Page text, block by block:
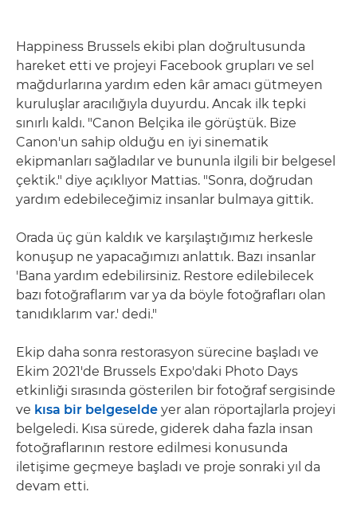
Happiness Brussels ekibi plan doğrultusunda
hareket etti ve projeyi Facebook grupları ve sel
mağdurlarına yardım eden kâr amacı gütmeyen
kuruluşlar aracılığıyla duyurdu. Ancak ilk tepki
sınırlı kaldı. "Canon Belçika ile görüştük. Bize
Canon'un sahip olduğu en iyi sinematik
ekipmanları sağladılar ve bununla ilgili bir belgesel
çektik." diye açıklıyor Mattias. "Sonra, doğrudan
yardım edebileceğimiz insanlar bulmaya gittik.
Orada üç gün kaldık ve karşılaştığımız herkesle
konuşup ne yapacağımızı anlattık. Bazı insanlar
'Bana yardım edebilirsiniz. Restore edilebilecek
bazı fotoğraflarım var ya da böyle fotoğrafları olan
tanıdıklarım var.' dedi."
Ekip daha sonra restorasyon sürecine başladı ve
Ekim 2021'de Brussels Expo'daki Photo Days
etkinliği sırasında gösterilen bir fotoğraf sergisinde
ve kısa bir belgeselde yer alan röportajlarla projeyi
belgeledi. Kısa sürede, giderek daha fazla insan
fotoğraflarının restore edilmesi konusunda
iletişime geçmeye başladı ve proje sonraki yıl da
devam etti.